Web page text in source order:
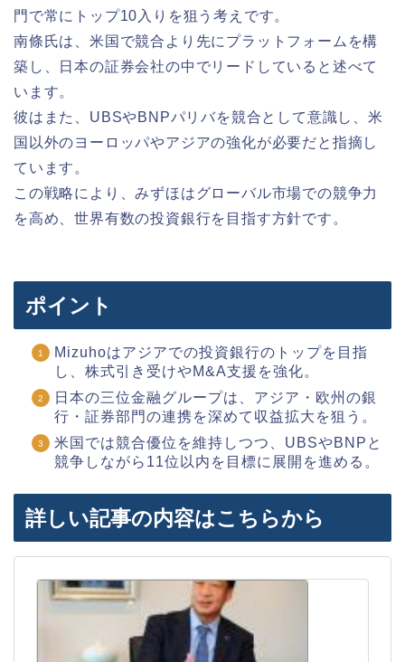
門で常にトップ10入りを狙う考えです。
南條氏は、米国で競合より先にプラットフォームを構
築し、日本の証券会社の中でリードしていると述べて
います。
彼はまた、UBSやBNPパリバを競合として意識し、米
国以外のヨーロッパやアジアの強化が必要だと指摘し
ています。
この戦略により、みずほはグローバル市場での競争力
を高め、世界有数の投資銀行を目指す方針です。
ポイント
Mizuhoはアジアでの投資銀行のトップを目指
し、株式引き受けやM&A支援を強化。
日本の三位金融グループは、アジア・欧州の銀
行・証券部門の連携を深めて収益拡大を狙う。
米国では競合優位を維持しつつ、UBSやBNPと
競争しながら11位以内を目標に展開を進める。
詳しい記事の内容はこちらから